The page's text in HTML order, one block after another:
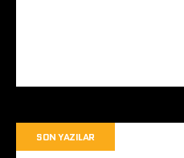
SON YAZILAR